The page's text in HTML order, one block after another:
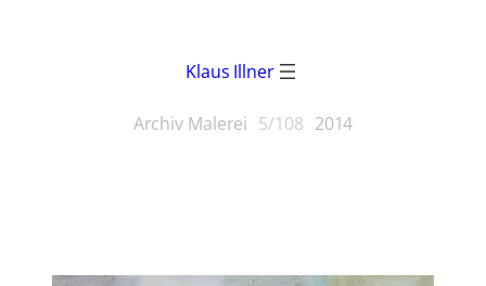
Klaus Illner
Archiv Malerei 5/108 2014